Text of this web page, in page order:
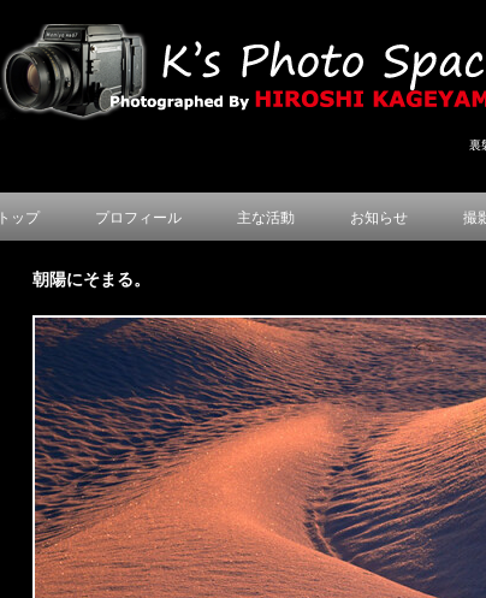
裏
トップ プロフィール 主な活動 お知らせ 撮
朝陽にそまる。